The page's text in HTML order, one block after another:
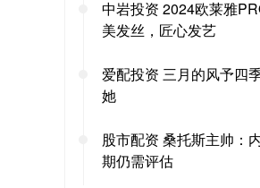
中岩投资 2024欧莱雅
美发丝，匠心发艺
爱配投资 三月的风予四
她
股市配资 桑托斯主帅：
期仍需评估